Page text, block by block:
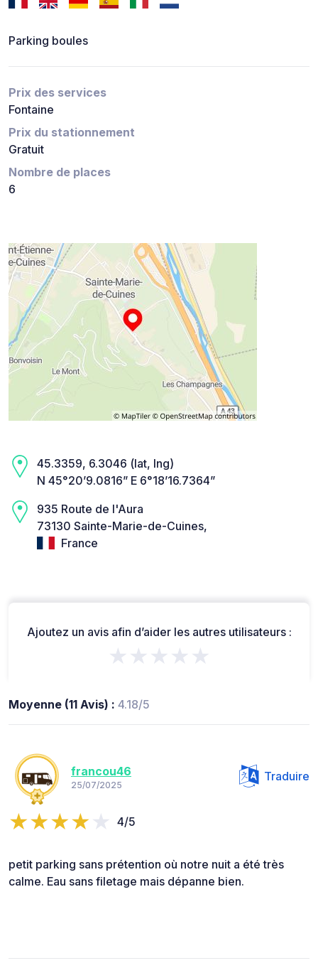
Parking boules
Prix des services
Fontaine
Prix du stationnement
Gratuit
Nombre de places
6
45.3359, 6.3046 (lat, lng)
N 45°20’9.0816” E 6°18’16.7364”
935 Route de l'Aura
73130 Sainte-Marie-de-Cuines,
France
Ajoutez un avis afin d’aider les autres utilisateurs :
★★★★★
Moyenne (11 Avis) : 4.18/5
francou46
25/07/2025
Traduire
4/5
petit parking sans prétention où notre nuit a été très
calme. Eau sans filetage mais dépanne bien.